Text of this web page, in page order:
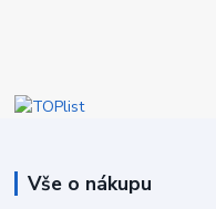
Vše o nákupu